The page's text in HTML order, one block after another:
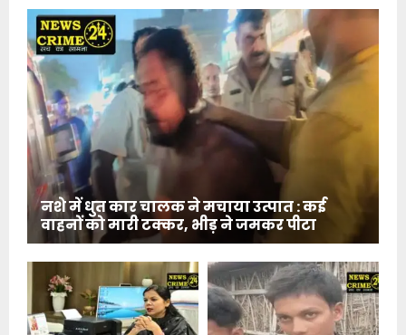
नशे में धुत कार चालक ने मचाया उत्पात : कई
वाहनों को मारी टक्कर, भीड़ ने जमकर पीटा